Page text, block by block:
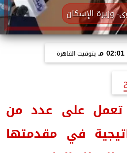
وزيرة الإسكان
02:01 مـ بتوقيت القاهرة
تعمل على عدد من
في مقدمتها